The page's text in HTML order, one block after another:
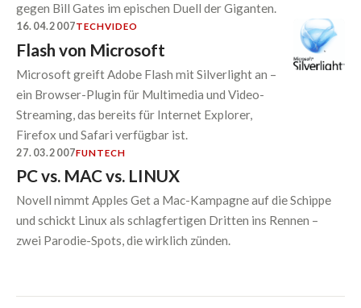
gegen Bill Gates im epischen Duell der Giganten.
16.04.2007TECHVIDEO
Flash von Microsoft
Microsoft greift Adobe Flash mit Silverlight an –
ein Browser-Plugin für Multimedia und Video-
Streaming, das bereits für Internet Explorer,
Firefox und Safari verfügbar ist.
27.03.2007FUNTECH
PC vs. MAC vs. LINUX
Novell nimmt Apples Get a Mac-Kampagne auf die Schippe
und schickt Linux als schlagfertigen Dritten ins Rennen –
zwei Parodie-Spots, die wirklich zünden.